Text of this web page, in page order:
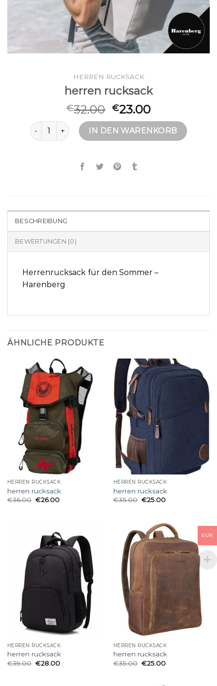
HERREN RUCKSACK
herren rucksack
€32.00 €23.00
herren rucksack MengeIN DEN WARENKORB
BESCHREIBUNG
BEWERTUNGEN (0)
Herrenrucksack für den Sommer –
Harenberg
ÄHNLICHE PRODUKTE
HERREN RUCKSACK
herren rucksack
€36.00 €26.00
HERREN RUCKSACK
herren rucksack
€35.00 €25.00
HERREN RUCKSACK
herren rucksack
€39.00 €28.00
HERREN RUCKSACK
herren rucksack
€35.00 €25.00
EUR